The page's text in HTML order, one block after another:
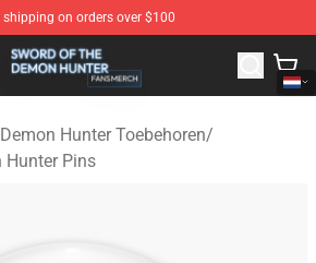
shipping on orders over $100
Hunter Shop - Official Sword Of
Hunter Toebehoren/
Hunter Pins